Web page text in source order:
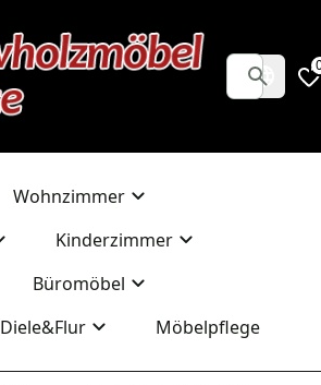
Wohnzimmer
Kinderzimmer
Büromöbel
Diele&Flur Möbelpflege